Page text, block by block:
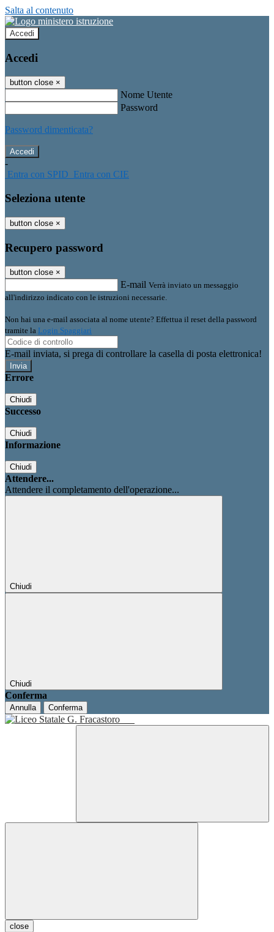
Salta al contenuto
Accedi
Accedi
button close ×
Nome Utente
Password
Password dimenticata?
-
Entra con SPID Entra con CIE
Seleziona utente
button close ×
Recupero password
button close ×
E-mail Verrà inviato un messaggio
all'indirizzo indicato con le istruzioni necessarie.
Non hai una e-mail associata al nome utente? Effettua il reset della password
tramite la Login Spaggiari
E-mail inviata, si prega di controllare la casella di posta elettronica!
Errore
Chiudi
Successo
Chiudi
Informazione
Chiudi
Attendere...
Attendere il completamento dell'operazione...
Chiudi
Chiudi
Conferma
Annulla Conferma
close